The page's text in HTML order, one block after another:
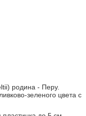
родина - Перу.
зеленого цвета с